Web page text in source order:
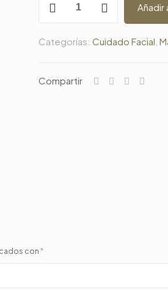
Bioxygene
Añadir
Categorías: Cuidado Facial
Compartir
con *